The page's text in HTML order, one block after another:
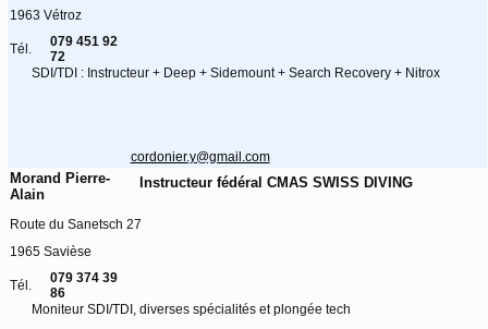
1963 Vétroz
Tél.
079 451 92
72
SDI/TDI : Instructeur + Deep + Sidemount + Search Recovery + Nitrox
cordonier.y@gmail.com
Morand Pierre-
Alain
Instructeur fédéral CMAS SWISS DIVING
Route du Sanetsch 27
1965 Savièse
Tél.
079 374 39
86
Moniteur SDI/TDI, diverses spécialités et plongée tech